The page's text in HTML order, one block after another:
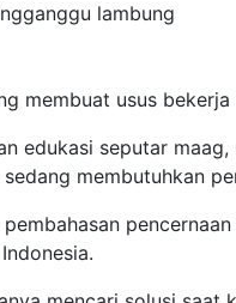
lambung
membuat usus
edukasi seputar
membutuhkan